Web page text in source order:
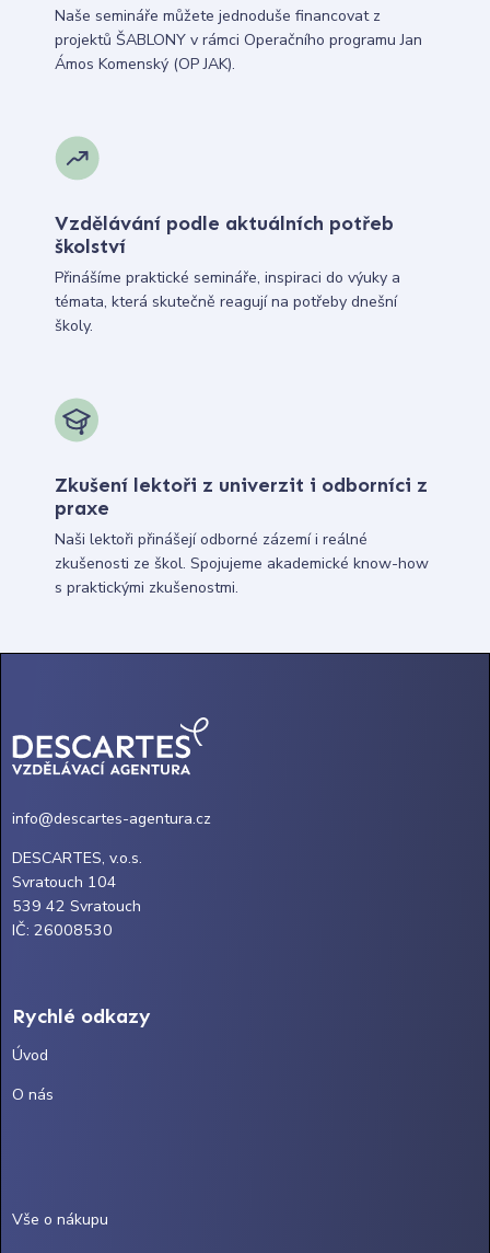
Naše semináře můžete jednoduše financovat z
projektů ŠABLONY v rámci Operačního programu Jan
Ámos Komenský (OP JAK).
Vzdělávání podle aktuálních potřeb
školství
Přinášíme praktické semináře, inspiraci do výuky a
témata, která skutečně reagují na potřeby dnešní
školy.
Zkušení lektoři z univerzit i odborníci z
praxe
Naši lektoři přinášejí odborné zázemí i reálné
zkušenosti ze škol. Spojujeme akademické know-how
s praktickými zkušenostmi.
info@descartes-agentura.cz
DESCARTES, v.o.s.
Svratouch 104
539 42 Svratouch
IČ: 26008530
Rychlé odkazy
Úvod
O nás
Vše o nákupu